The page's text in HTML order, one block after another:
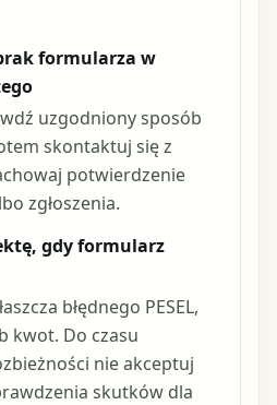
formularza w
uzgodniony sposób
skontaktuj się z
potwierdzenie
zgłoszenia.
gdy formularz
błędnego PESEL,
kwot. Do czasu
nie akceptuj
skutków dla